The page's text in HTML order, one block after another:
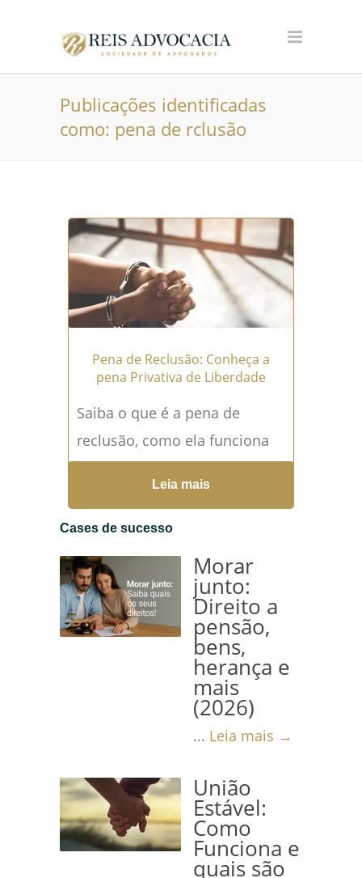
Publicações identificadas
como: pena de rclusão
Pena de Reclusão: Conheça a
pena Privativa de Liberdade
Saiba o que é a pena de
reclusão, como ela funciona
no sistema penal brasileiro e
em quais casos é aplicada.
O...Leia mais →
Leia mais
Cases de sucesso
Morar
junto:
Direito a
pensão,
bens,
herança e
mais
(2026)
... Leia mais →
União
Estável:
Como
Funciona e
quais são